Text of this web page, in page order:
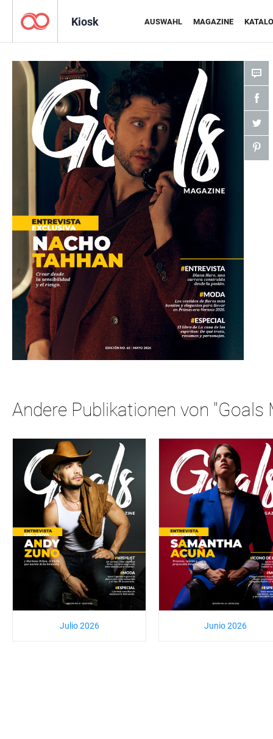
Kiosk AUSWAHL MAGAZINE
Andere Publikationen von "Goals
Julio 2026 Junio 2026